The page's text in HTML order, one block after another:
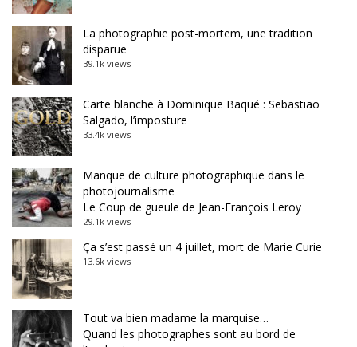
La photographie post-mortem, une tradition
disparue
39.1k views
Carte blanche à Dominique Baqué : Sebastião
Salgado, l’imposture
33.4k views
Manque de culture photographique dans le
photojournalisme
Le Coup de gueule de Jean-François Leroy
29.1k views
Ça s’est passé un 4 juillet, mort de Marie Curie
13.6k views
Tout va bien madame la marquise…
Quand les photographes sont au bord de